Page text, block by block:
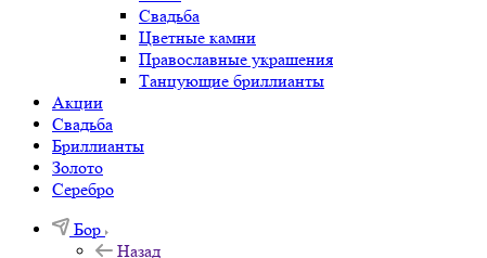
Свадьба
Цветные камни
Православные украшения
Танцующие бриллианты
Акции
Свадьба
Бриллианты
Золото
Серебро
Бор
Назад